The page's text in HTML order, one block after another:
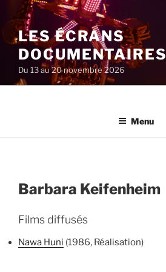
au
contenu
principal
LES ÉCRANS
DOCUMENTAIRES
Du 13 au 20 novembre 2026
Menu
Barbara Keifenheim
Films diffusés
Nawa Huni (1986, Réalisation)